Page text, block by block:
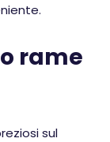
rame
sul